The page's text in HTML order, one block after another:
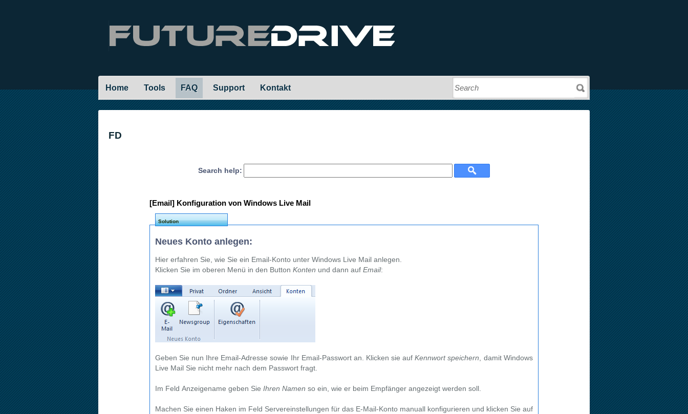
Home Tools FAQ Support Kontakt
FD
Search help:
[Email] Konfiguration von Windows Live Mail
Solution
Neues Konto anlegen:
Hier erfahren Sie, wie Sie ein Email-Konto unter Windows Live Mail anlegen.
Klicken Sie im oberen Menü in den Button Konten und dann auf Email:
Geben Sie nun Ihre Email-Adresse sowie Ihr Email-Passwort an. Klicken sie auf Kennwort speichern , damit Windows
Live Mail Sie nicht mehr nach dem Passwort fragt.
Im Feld Anzeigename geben Sie Ihren Namen so ein, wie er beim Empfänger angezeigt werden soll.
Machen Sie einen Haken im Feld Servereinstellungen für das E-Mail-Konto manuall konfigurieren und klicken Sie auf